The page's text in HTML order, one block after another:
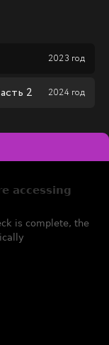
2023 год
2 2024 год